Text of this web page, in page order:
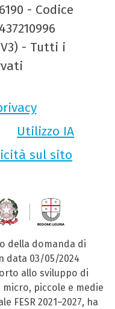
- Codice
- Tutti i
Utilizzo IA
sul sito
della domanda di
data 03/05/2024
allo sviluppo di
piccole e medie
FESR 2021–2027, ha